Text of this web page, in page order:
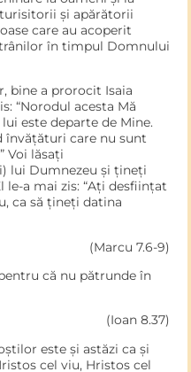
și apărătorii
care au acoperit
în timpul Domnului
bine a prorocit Isaia
“Norodul acesta Mă
este departe de Mine.
învățături care nu sunt
Voi lăsați
lui Dumnezeu și țineți
le-a mai zis: “Ați desființat
ca să țineți datina
(Marcu 7.6-9)
că nu pătrunde în
(Ioan 8.37)
este și astăzi ca și
cel viu, Hristos cel